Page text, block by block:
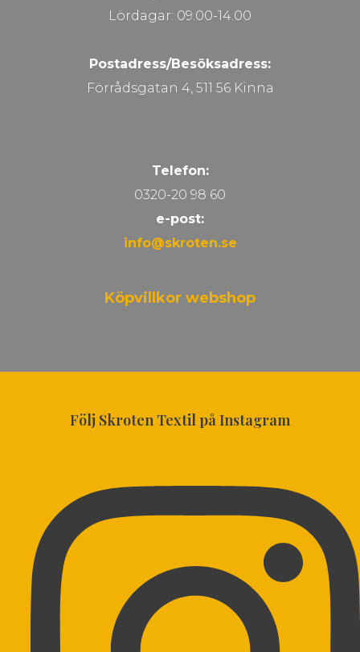
Lördagar: 09.00-14.00
Postadress/Besöksadress:
Förrådsgatan 4, 511 56 Kinna
Telefon:
0320-20 98 60
e-post:
info@skroten.se
Köpvillkor webshop
Följ Skroten Textil på Instagram